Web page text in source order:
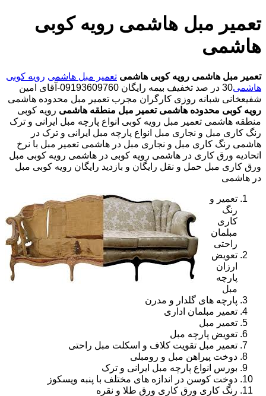
تعمیر مبل هاشمی رویه کوبی
هاشمی
تعمیر مبل هاشمی رویه کوبی هاشمی تعمیر مبل هاشمی رویه کوبی
هاشمی
30 در صد تخفیف بیمه رایگان 09193609760-آقای امین
شفیعخانی شبانه روزی کارگران مجرب تعمیر مبل محدوده هاشمی
رویه کوبی محدوده هاشمی تعمیر مبل منطقه هاشمی رویه کوبی
منطقه هاشمی تعمیر مبل رویه کوبی انواع پارچه مبل ایرانی و ترک
رنگ کاری مبل و نجاری مبل انواع پارچه مبل ایرانی و ترک در
هاشمی رنگ کاری مبل و نجاری مبل در هاشمی تعمیر مبل با نرخ
اتحادیه ورق کاری در هاشمی رویه کوبی در هاشمی رویه کوبی مبل
ورق کاری مبل حمل و نقل رایگان و بازدید رایگان رویه کوبی مبل
در هاشمی
تعمیر و
رنگ
کاری
مبلمان
راحتی
تعویض
ارزان
پارچه
مبل
پارچه های گلدار و مدرن
تعمیر مبلمان اداری
تعمیر مبل
تعویض پارچه مبل
تعمیر مبل تقویت کلاف و اسکلت مبل راحتی
دوخت پیراهن مبل و رومبلی
بورس انواع پارچه مبل ایرانی و ترک
دوخت کوسن در اندازه های مختلف با پنبه ویسکوز
رنگ کاری ورق کاری ورق طلا و نقره